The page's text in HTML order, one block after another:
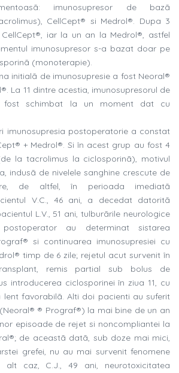
imunosupresor de bazã
CellCept® si Medrol®. Dupa 3
iar la un an la Medrol®, astfel
imunosupresor s-a bazat doar pe
(monoterapie).
initialã de imunosupresie a fost Neoral®
La 11 dintre acestia, imunosupresorul de
fost schimbat la un moment dat cu
imunosupresia postoperatorie a constat
+ Medrol®. Si în acest grup au fost 4
la tacrolimus la ciclosporinã), motivul
indusã de nivelele sanghine crescute de
de altfel, în perioada imediatã
V.C., 46 ani, a decedat datoritã
L.V., 51 ani, tulburãrile neurologice
au determinat sistarea
si continuarea imunosupresiei cu
timp de 6 zile; rejetul acut survenit în
remis partial sub bolus de
introducerea ciclosporinei în ziua 11, cu
lent favorabilã. Alti doi pacienti au suferit
® Prograf®) la mai bine de un an
episoade de rejet si noncompliantei la
de aceastã datã, sub doze mai mici,
grefei, nu au mai survenit fenomene
alt caz, C.J., 49 ani, neurotoxicitatea